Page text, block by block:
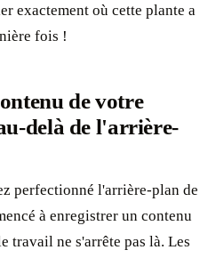
exactement où cette plante a
fois !
de votre
delà de l'arrière-
perfectionné l'arrière-plan de
à enregistrer un contenu
travail ne s'arrête pas là. Les